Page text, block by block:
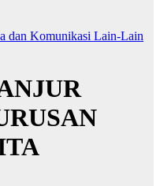
dan Komunikasi Lain-Lain